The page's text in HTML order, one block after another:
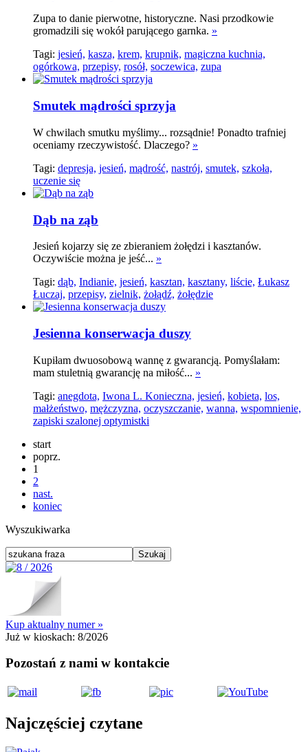
Zupa to danie pierwotne, historyczne. Nasi przodkowie
gromadzili się wokół parującego garnka. »
Tagi: jesień, kasza, krem, krupnik, magiczna kuchnia,
ogórkowa, przepisy, rosół, soczewica, zupa
Smutek mądrości sprzyja
W chwilach smutku myślimy... rozsądnie! Ponadto trafniej
oceniamy rzeczywistość. Dlaczego? »
Tagi: depresja, jesień, mądrość, nastrój, smutek, szkoła,
uczenie się
Dąb na ząb
Jesień kojarzy się ze zbieraniem żołędzi i kasztanów.
Oczywiście można je jeść... »
Tagi: dąb, Indianie, jesień, kasztan, kasztany, liście, Łukasz
Łuczaj, przepisy, zielnik, żołądź, żołędzie
Jesienna konserwacja duszy
Kupiłam dwuosobową wannę z gwarancją. Pomyślałam:
mam stuletnią gwarancję na miłość... »
Tagi: anegdota, Iwona L. Konieczna, jesień, kobieta, los,
małżeństwo, mężczyzna, oczyszczanie, wanna, wspomnienie,
zapiski szalonej optymistki
start
poprz.
1
2
nast.
koniec
Wyszukiwarka
Kup aktualny numer »
Już w kioskach: 8/2026
Pozostań z nami w kontakcie
Najczęściej czytane